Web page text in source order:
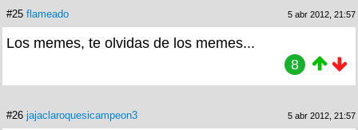
#25 flameado 5 abr 2012, 21:57
Los memes, te olvidas de los memes...
8
#26 jajaclaroquesicampeon3 5 abr 2012, 21:57